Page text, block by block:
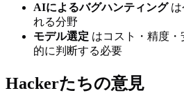
AIによるバグハンティングは
れる分野
モデル選定 はコスト・精度
的に判断する必要
Hackerたちの意見